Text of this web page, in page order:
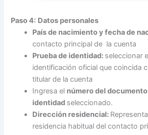
Paso 4: Datos personales
País de nacimiento y fecha de
contacto principal de la cuenta
Prueba de identidad: seleccionar
identificación oficial que coincida
titular de la cuenta
Ingresa el número del
identidad seleccionado.
Dirección residencial:
residencia habitual del contacto